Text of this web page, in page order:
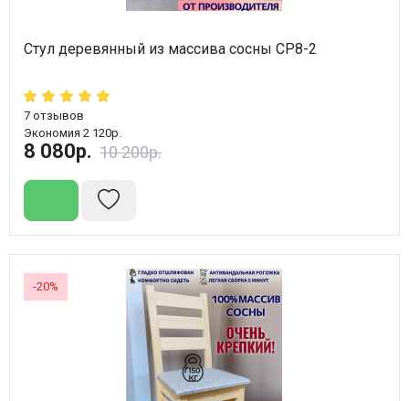
Стул деревянный из массива сосны СР8-2
7 отзывов
Экономия 2 120р.
8 080р. 10 200р.
-20%